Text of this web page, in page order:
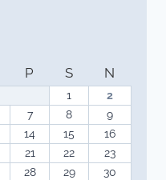
P S N
1
2
7 8
9
14 15
16
21 22
23
28 29 30